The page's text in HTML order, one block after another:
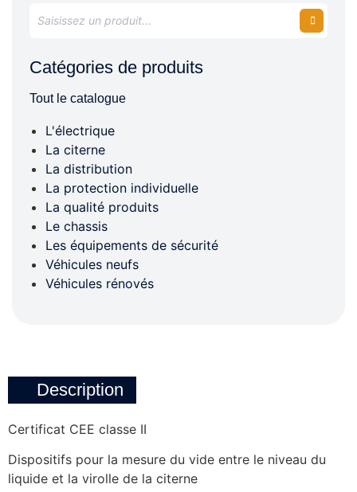
Catégories de produits
Tout le catalogue
L'électrique
La citerne
La distribution
La protection individuelle
La qualité produits
Le chassis
Les équipements de sécurité
Véhicules neufs
Véhicules rénovés
Description
Certificat CEE classe II
Dispositifs pour la mesure du vide entre le niveau du
liquide et la virolle de la citerne